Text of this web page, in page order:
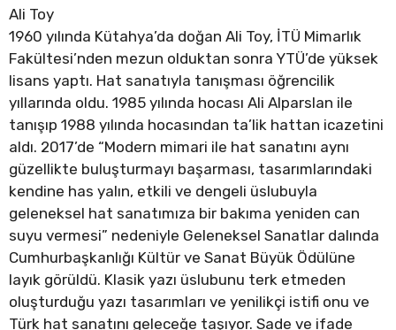
Ali Toy
1960 yılında Kütahya’da doğan Ali Toy, İTÜ Mimarlık
Fakültesi’nden mezun olduktan sonra YTÜ’de yüksek
lisans yaptı. Hat sanatıyla tanışması öğrencilik
yıllarında oldu. 1985 yılında hocası Ali Alparslan ile
tanışıp 1988 yılında hocasından ta’lik hattan icazetini
aldı. 2017’de “Modern mimari ile hat sanatını aynı
güzellikte buluşturmayı başarması, tasarımlarındaki
kendine has yalın, etkili ve dengeli üslubuyla
geleneksel hat sanatımıza bir bakıma yeniden can
suyu vermesi” nedeniyle Geleneksel Sanatlar dalında
Cumhurbaşkanlığı Kültür ve Sanat Büyük Ödülüne
layık görüldü. Klasik yazı üslubunu terk etmeden
oluşturduğu yazı tasarımları ve yenilikçi istifi onu ve
Türk hat sanatını geleceğe taşıyor. Sade ve ifade